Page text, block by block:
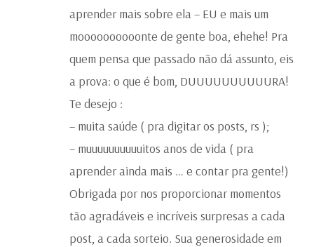
aprender mais sobre ela – EU e mais um
moooooooooonte de gente boa, ehehe! Pra
quem pensa que passado não dá assunto, eis
a prova: o que é bom, DUUUUUUUUUURA!
Te desejo :
– muita saúde ( pra digitar os posts, rs );
– muuuuuuuuuuitos anos de vida ( pra
aprender ainda mais … e contar pra gente!)
Obrigada por nos proporcionar momentos
tão agradáveis e incríveis surpresas a cada
post, a cada sorteio. Sua generosidade em